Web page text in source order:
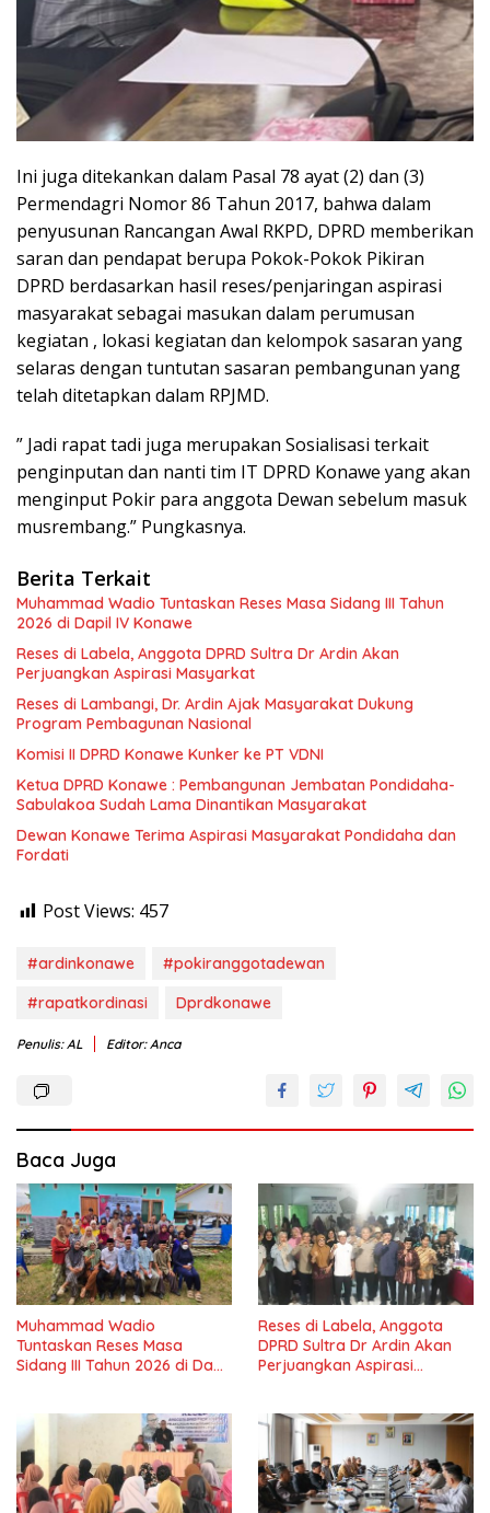
Ini juga ditekankan dalam Pasal 78 ayat (2) dan (3)
Permendagri Nomor 86 Tahun 2017, bahwa dalam
penyusunan Rancangan Awal RKPD, DPRD memberikan
saran dan pendapat berupa Pokok-Pokok Pikiran
DPRD berdasarkan hasil reses/penjaringan aspirasi
masyarakat sebagai masukan dalam perumusan
kegiatan , lokasi kegiatan dan kelompok sasaran yang
selaras dengan tuntutan sasaran pembangunan yang
telah ditetapkan dalam RPJMD.
” Jadi rapat tadi juga merupakan Sosialisasi terkait
penginputan dan nanti tim IT DPRD Konawe yang akan
menginput Pokir para anggota Dewan sebelum masuk
musrembang.” Pungkasnya.
Berita Terkait
Muhammad Wadio Tuntaskan Reses Masa Sidang III Tahun
2026 di Dapil IV Konawe
Reses di Labela, Anggota DPRD Sultra Dr Ardin Akan
Perjuangkan Aspirasi Masyarkat
Reses di Lambangi, Dr. Ardin Ajak Masyarakat Dukung
Program Pembagunan Nasional
Komisi II DPRD Konawe Kunker ke PT VDNI
Ketua DPRD Konawe : Pembangunan Jembatan Pondidaha-
Sabulakoa Sudah Lama Dinantikan Masyarakat
Dewan Konawe Terima Aspirasi Masyarakat Pondidaha dan
Fordati
Post Views: 457
#ardinkonawe
#pokiranggotadewan
#rapatkordinasi
Dprdkonawe
Penulis: AL Editor: Anca
Baca Juga
Muhammad Wadio
Tuntaskan Reses Masa
Sidang III Tahun 2026 di Dapil
Reses di Labela, Anggota
DPRD Sultra Dr Ardin Akan
Perjuangkan Aspirasi